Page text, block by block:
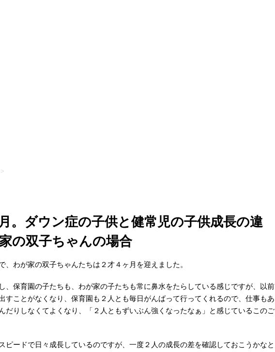
>
。ダウン症の子供と健常児の子供成長の違
の双子ちゃんの場合
、わが家の双子ちゃんたちは２才４ヶ月を迎えました。
、保育園の子たちも、わが家の子たちも常に鼻水をたらしている感じですが、以前
すことがなくなり、保育園も２人とも毎日がんばって行ってくれるので、仕事もあ
だりしなくてよくなり、「２人ともずいぶん強くなったなぁ」と感じているこのご
ピードで日々成長しているのですが、一度２人の成長の差を確認しておこうかなと